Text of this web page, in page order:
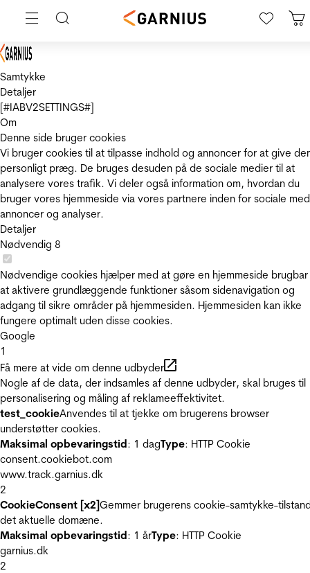
Samtykke
Detaljer
[#IABV2SETTINGS#]
Om
Denne side bruger cookies
Vi bruger cookies til at tilpasse indhold og annoncer for at give
personligt præg. De bruges desuden på de sociale medier til at
analysere vores trafik. Vi deler også information om, hvordan du
bruger vores hjemmeside via vores partnere inden for sociale
annoncer og analyser.
Detaljer
Nødvendig 8
Nødvendige cookies hjælper med at gøre en hjemmeside
at aktivere grundlæggende funktioner såsom sidenavigation og
adgang til sikre områder på hjemmesiden. Hjemmesiden kan ikke
fungere optimalt uden disse cookies.
Google
1
Få mere at vide om denne udbyder
Nogle af de data, der indsamles af denne udbyder, skal bruges til
personalisering og måling af reklameeffektivitet.
test_cookieAnvendes til at tjekke om brugerens browser
understøtter cookies.
Maksimal opbevaringstid: 1 dagType: HTTP Cookie
consent.cookiebot.com
www.track.garnius.dk
2
CookieConsent [x2]Gemmer brugerens cookie-samtykke-
det aktuelle domæne.
Maksimal opbevaringstid: 1 årType: HTTP Cookie
garnius.dk
2